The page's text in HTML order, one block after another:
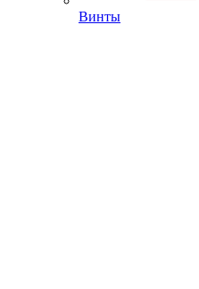
Винты